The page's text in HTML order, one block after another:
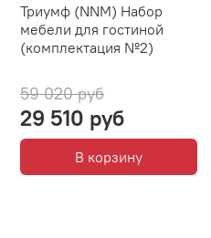
Триумф (NNM) Набор
мебели для гостиной
(комплектация №2)
59 020 руб
29 510 руб
В корзину